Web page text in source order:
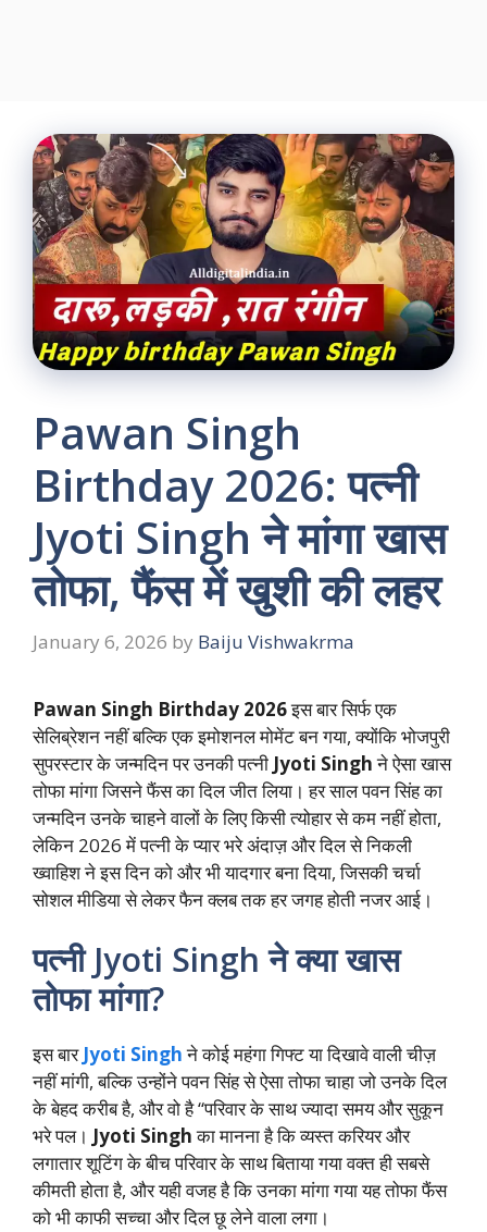
Pawan Singh
Birthday 2026: पत्नी
Jyoti Singh ने मांगा खास
तोफा, फैंस में खुशी की लहर
January 6, 2026 by Baiju Vishwakrma
Pawan Singh Birthday 2026इस बार सिर्फ एक
सेलिब्रेशन नहीं बल्कि एक इमोशनल मोमेंट बन गया, क्योंकि भोजपुरी
सुपरस्टार के जन्मदिन पर उनकी पत्नी Jyoti Singhने ऐसा खास
तोफा मांगा जिसने फैंस का दिल जीत लिया। हर साल पवन सिंह का
जन्मदिन उनके चाहने वालों के लिए किसी त्योहार से कम नहीं होता,
लेकिन 2026 में पत्नी के प्यार भरे अंदाज़ और दिल से निकली
ख्वाहिश ने इस दिन को और भी यादगार बना दिया, जिसकी चर्चा
सोशल मीडिया से लेकर फैन क्लब तक हर जगह होती नजर आई।
पत्नी Jyoti Singh ने क्या खास
तोफा मांगा?
इस बारJyoti Singhने कोई महंगा गिफ्ट या दिखावे वाली चीज़
नहीं मांगी, बल्कि उन्होंने पवन सिंह से ऐसा तोफा चाहा जो उनके दिल
के बेहद करीब है, और वो है “परिवार के साथ ज्यादा समय और सुकून
भरे पल। Jyoti Singhका मानना है कि व्यस्त करियर और
लगातार शूटिंग के बीच परिवार के साथ बिताया गया वक्त ही सबसे
कीमती होता है, और यही वजह है कि उनका मांगा गया यह तोफा फैंस
को भी काफी सच्चा और दिल छू लेने वाला लगा।